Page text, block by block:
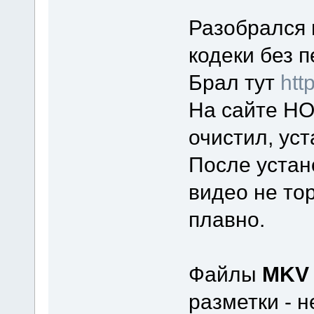
Разобрался
кодеки без
Брал тут
На сайте
очистил,
После
видео не
плавно.
Файлы MKV
разметки -